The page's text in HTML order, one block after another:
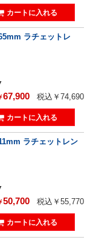
ラチェットレ
67,900 税込￥74,690
ラチェットレン
50,700 税込￥55,770